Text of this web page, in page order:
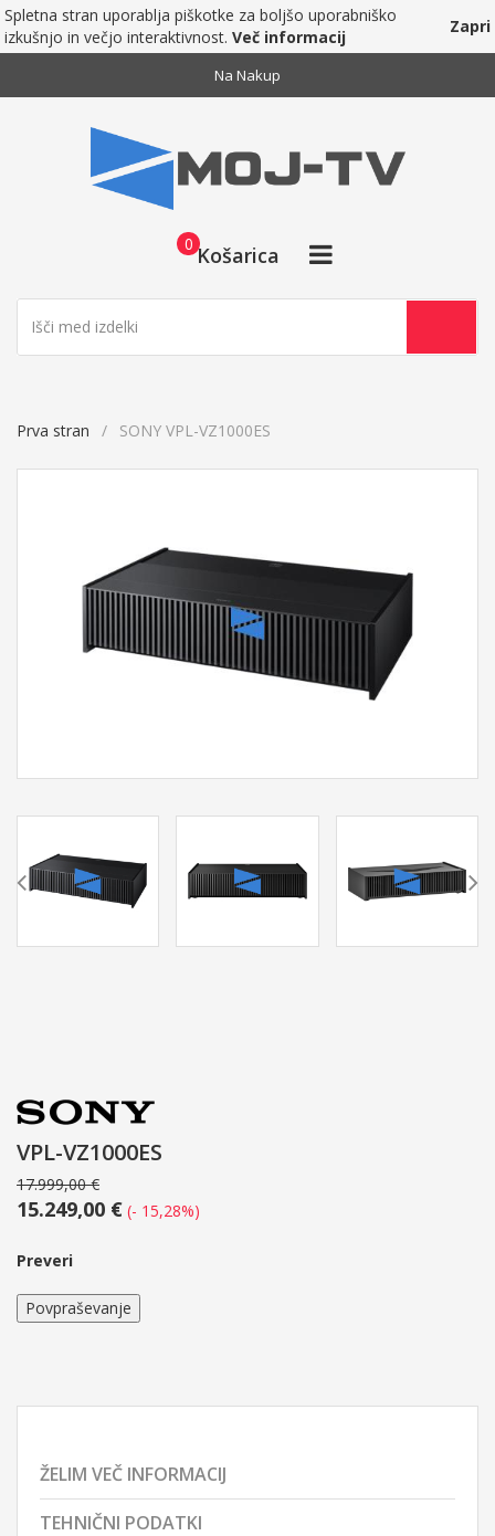
Spletna stran uporablja piškotke za boljšo uporabniško
izkušnjo in večjo interaktivnost. Več informacij
Zapri
Na Nakup
Košarica
0
Prva stran SONY VPL-VZ1000ES
VPL-VZ1000ES
17.999,00 €
15.249,00 € (- 15,28%)
Preveri
Povpraševanje
ŽELIM VEČ INFORMACIJ
TEHNIČNI PODATKI